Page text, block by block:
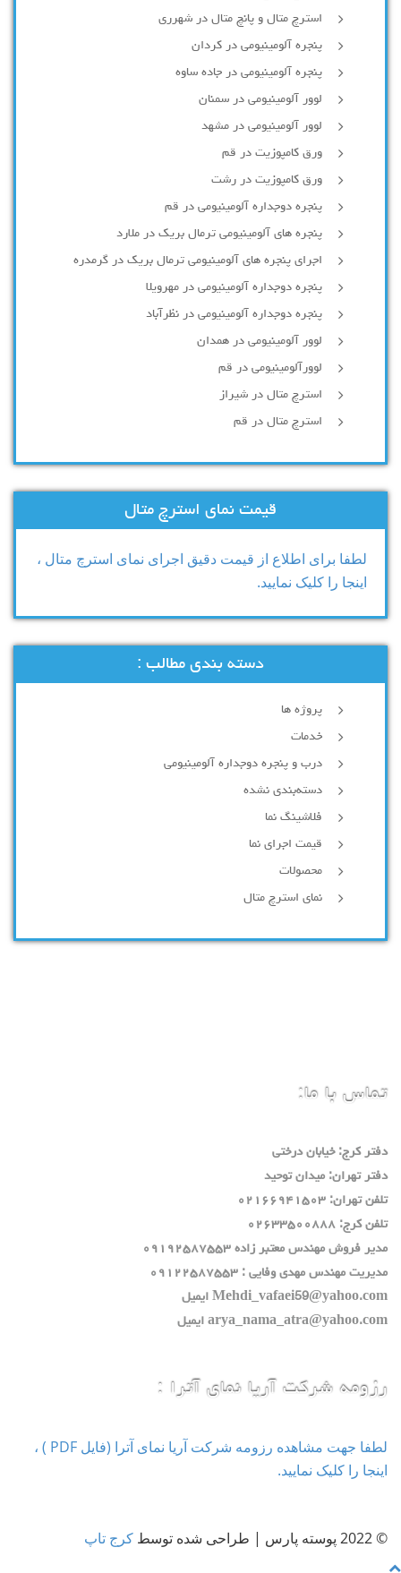
استرچ متال و پانچ متال در شهرری
پنجره آلومینیومی در کردان
پنجره آلومینیومی در جاده ساوه
لوور آلومینیومی در سمنان
لوور آلومینیومی در مشهد
ورق کامپوزیت در قم
ورق کامپوزیت در رشت
پنجره دوجداره آلومينيومی در قم
پنجره های آلومینیومی ترمال بریک در ملارد
اجرای پنجره های آلومینیومی ترمال بریک در گرمدره
پنجره دوجداره آلومینیومی در مهرویلا
پنجره دوجداره آلومینیومی در نظرآباد
لوور آلومینیومی در همدان
لوورآلومینیومی در قم
استرچ متال در شیراز
استرچ متال در قم
قیمت نمای استرچ متال
لطفا برای اطلاع از قیمت دقیق اجرای نمای استرچ متال ،
اینجا را کلیک نمایید.
دسته بندی مطالب :
پروژه ها
خدمات
درب و پنجره دوجداره آلومینیومی
دسته‌بندی نشده
فلاشینگ نما
قیمت اجرای نما
محصولات
نمای استرچ متال
تماس با ما:
دفتر كرج: خيابان درختي
دفتر تهران: ميدان توحيد
تلفن تهران: ٠٢١٦٦٩٤١٥٠٣
تلفن كرج: ٠٢٦٣٣٥٠٠٨٨٨
مدير فروش مهندس معتبر زاده ٠٩١٩٢٥٨٧٥٥٣
مديريت مهندس مهدي وفايي : ٠٩١٢٢٥٨٧٥٥٣
Mehdi_vafaei59@yahoo.com ايميل
arya_nama_atra@yahoo.com ايميل
رزومه شرکت آریا نمای آترا :
لطفا جهت مشاهده رزومه شرکت آریا نمای آترا (فایل PDF ) ،
اینجا را کلیک نمایید.
© 2022 پوسته پارس | طراحی شده توسط کرج تاپ